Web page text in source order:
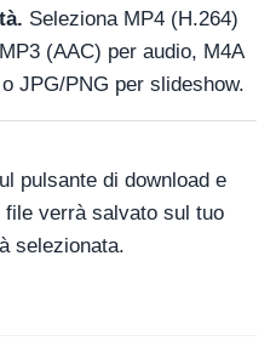
Seleziona MP4 (H.264)
(AAC) per audio, M4A
JPG/PNG per slideshow.
pulsante di download e
verrà salvato sul tuo
selezionata.